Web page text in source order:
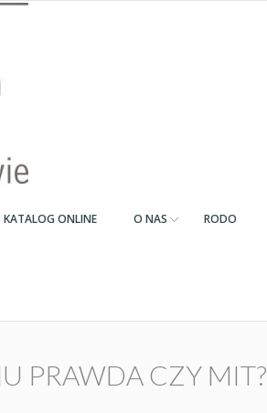
KATALOG ONLINE O NAS RODO
PRAWDA CZY MIT?